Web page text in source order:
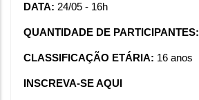
DATA: 24/05 - 16h
QUANTIDADE DE PARTICIPANTES:
CLASSIFICAÇÃO ETÁRIA: 16 anos
INSCREVA-SE AQUI